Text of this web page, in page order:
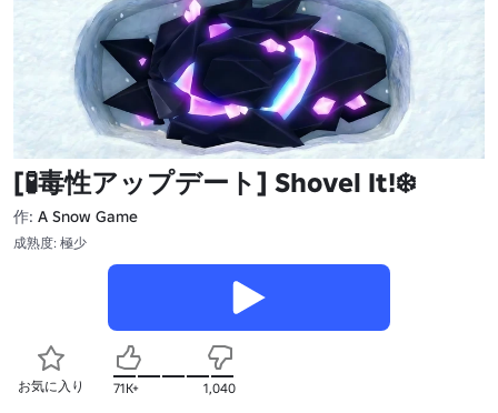
[🧪毒性アップデート] Shovel It!❄️
作: A Snow Game
成熟度: 極少
お気に入り 71K+ 1,040